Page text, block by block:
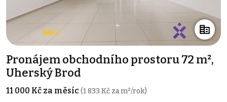
Pronájem obchodního prostoru 72 m²,
Uherský Brod
11 000 Kč za měsíc(1 833 Kč za m²/rok)